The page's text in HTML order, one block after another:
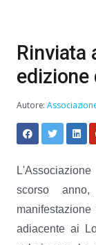
Rinviata
edizione
Autore:
scorso
adiacente ai